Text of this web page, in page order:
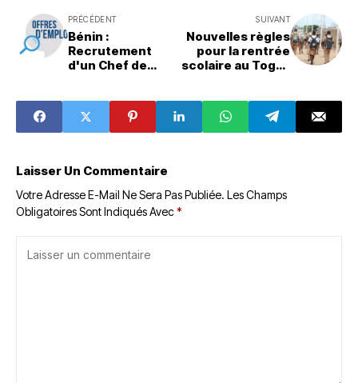
PRÉCÉDENT
Bénin :
Recrutement
d'un Chef de
d'Usine de
fabrication
métallique
SUIVANT
Nouvelles règles
pour la rentrée
scolaire au Togo :
portables en
classe
Laisser Un Commentaire
Votre Adresse E-Mail Ne Sera Pas Publiée. Les Champs
Obligatoires Sont Indiqués Avec*